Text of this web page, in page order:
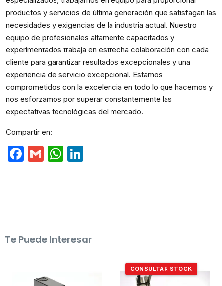
productos y servicios de última generación que satisfagan las
necesidades y exigencias de la industria actual. Nuestro
equipo de profesionales altamente capacitados y
experimentados trabaja en estrecha colaboración con cada
cliente para garantizar resultados excepcionales y una
experiencia de servicio excepcional. Estamos
comprometidos con la excelencia en todo lo que hacemos y
nos esforzamos por superar constantemente las
expectativas tecnológicas del mercado.
Compartir en:
Facebook
GmailWhatsApp
Te Puede Interesar
CONSULTAR STOCK